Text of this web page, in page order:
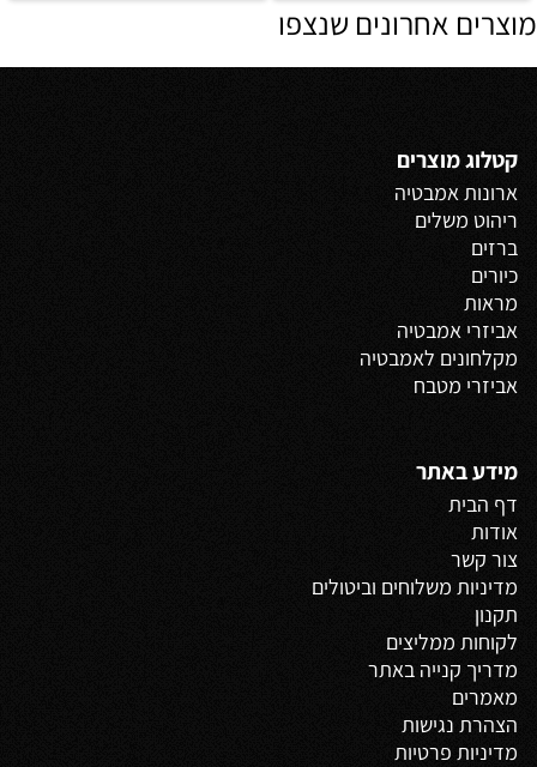
מוצרים אחרונים שנצפו
קטלוג מוצרים
ארונות אמבטיה
ריהוט משלים
ברזים
כיורים
מראות
אביזרי אמבטיה
מקלחונים לאמבטיה
אביזרי מטבח
מידע באתר
דף הבית
אודות
צור קשר
מדיניות משלוחים וביטולים
תקנון
לקוחות ממליצים
מדריך קנייה באתר
מאמרים
הצהרת נגישות
מדיניות פרטיות